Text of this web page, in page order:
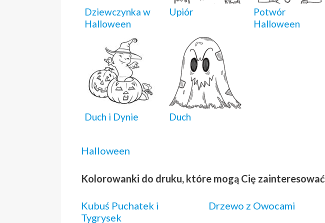
Dziewczynka w
Halloween
Upiór
Potwór
Halloween
Duch i Dynie Duch
Halloween
Kolorowanki do druku, które mogą Cię zainteresować
Kubuś Puchatek i
Tygrysek
Drzewo z Owocami